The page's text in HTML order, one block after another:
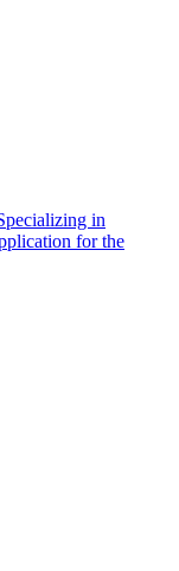
in
for the